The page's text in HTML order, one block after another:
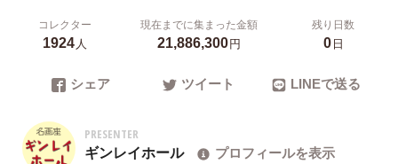
コレクター
1924人
現在までに集まった金額
21,886,300円
残り日数
0日
シェア ツイート LINEで送る
PRESENTER
ギンレイホール プロフィールを表示